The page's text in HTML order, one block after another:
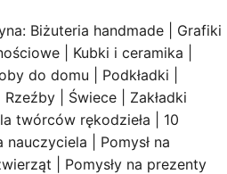
Biżuteria handmade | Grafiki
| Kubki i ceramika |
do domu | Podkładki |
Rzeźby | Świece | Zakładki
twórców rękodzieła | 10
| Pomysł na
| Pomysły na prezenty